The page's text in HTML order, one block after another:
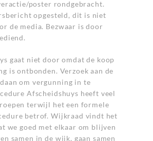
poster rondgebracht.
opgesteld, dit is niet
de media. Bezwaar is door
gaat niet door omdat de koop
is ontbonden. Verzoek aan de
om vergunning in te
Afscheidshuys heeft veel
terwijl het een formele
betrof. Wijkraad vindt het
we goed met elkaar om blijven
samen in de wijk, gaan samen